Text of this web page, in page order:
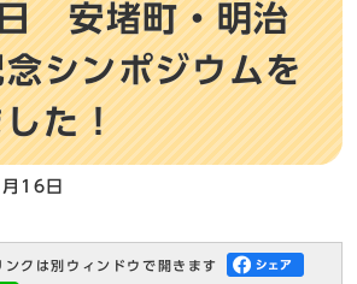
安堵町・明治
シンポジウムを
た！
16日
クは別ウィンドウで開きます